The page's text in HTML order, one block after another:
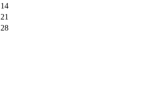
14
21
28